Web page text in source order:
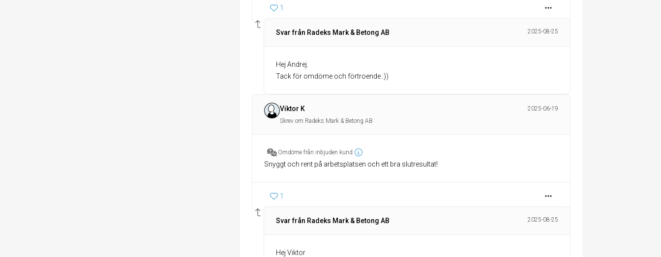
1
Svar från Radeks Mark & Betong AB 2025-08-25
Hej Andrej.
Tack för omdöme och förtroende :))
Viktor K
2025-06-19
Skrev om Radeks Mark & Betong AB
Omdöme från inbjuden kund
Snyggt och rent på arbetsplatsen och ett bra slutresultat!
1
Svar från Radeks Mark & Betong AB 2025-08-25
Hej Viktor